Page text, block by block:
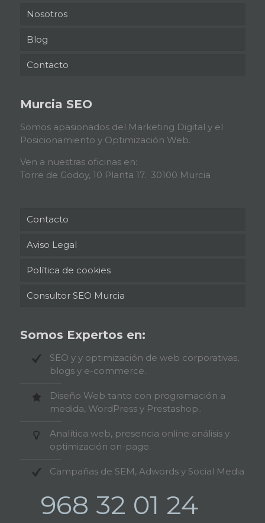
Nosotros
Blog
Contacto
Murcia SEO
Somos apasionados del Marketing Digital y el
Posicionamiento y Optimización Web.
Ven a nuestras oficinas en:
Torre de Godoy, 10 Planta 17. 30100 Murcia
Contacto
Aviso Legal
Política de cookies
Consultor SEO Murcia
Somos Expertos en:
SEO y y optimización de web corporativas,
blogs y e-commerce.
Diseño Web tanto con programación a
medida, WordPress y Prestashop..
Analítica web, presencia online análisis y
optimización on-page.
Campañas de SEM, Adwords y Social Media
968 32 01 24